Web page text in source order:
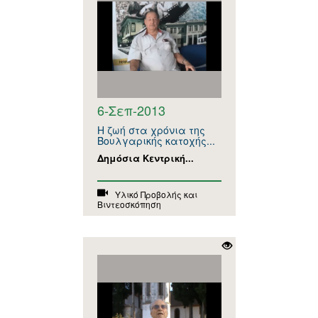
6-Σεπ-2013
Η ζωή στα χρόνια της
Βουλγαρικής κατοχής...
Δημόσια Κεντρική...
Υλικό Προβολής και
Βιντεοσκόπηση